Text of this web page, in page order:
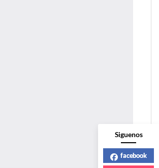
Siguenos
facebook